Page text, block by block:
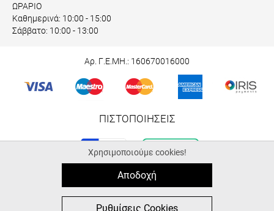
ΩΡΑΡΙΟ
Καθημερινά: 10:00 - 15:00
Σάββατο: 10:00 - 13:00
Αρ. Γ.Ε.ΜΗ.: 160670016000
ΠΙΣΤΟΠΟΙΗΣΕΙΣ
© 2026 fashioncore.gr
ALL-IN-ONE eCommerce Business Development by Plushost.gr
Χρησιμοποιούμε cookies!
Αποδοχή
Ρυθμίσεις Cookies